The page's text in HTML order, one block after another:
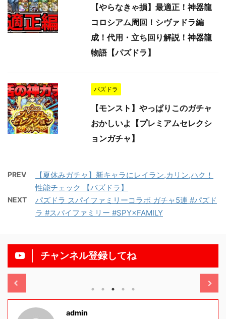
【やらなきゃ損】最適正！神器龍
コロシアム周回！シヴァドラ編
成！代用・立ち回り解説！神器龍
物語【パズドラ】
パズドラ
【モンスト】やっぱりこのガチャ
おかしいよ【プレミアムセレクシ
ョンガチャ】
PREV
【夏休みガチャ】新キャラにレイラン,カリン,ハク！
性能チェック 【パズドラ】
NEXT
パズドラ スパイファミリーコラボ ガチャ5連 #パズド
ラ #スパイファミリー #SPY×FAMILY
チャンネル登録してね
11/13
admin